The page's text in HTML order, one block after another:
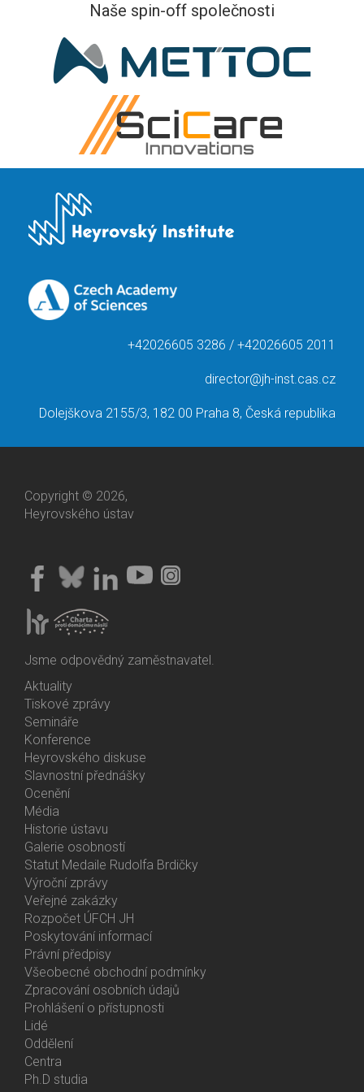
Naše spin-off společnosti
+42026605 3286 / +42026605 2011
director@jh-inst.cas.cz
Dolejškova 2155/3, 182 00 Praha 8, Česká republika
Copyright © 2026,
Heyrovského ústav
Jsme odpovědný zaměstnavatel.
Bottom
Menu
Activities
Aktuality
Tiskové zprávy
Semináře
Konference
Heyrovského diskuse
Slavnostní přednášky
Ocenění
Média
Historie ústavu
Galerie osobností
Statut Medaile Rudolfa Brdičky
Bottom
Menu
About
Us
Výroční zprávy
Veřejné zakázky
Rozpočet ÚFCH JH
Poskytování informací
Právní předpisy
Všeobecné obchodní podmínky
Zpracování osobních údajů
Prohlášení o přístupnosti
Bottom
Menu
Contacts
Lidé
Oddělení
Centra
Ph.D studia